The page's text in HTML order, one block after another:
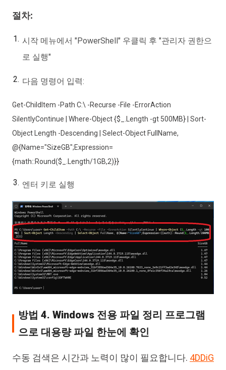
절차:
시작 메뉴에서 "PowerShell" 우클릭 후 "관리자 권한으
로 실행"
다음 명령어 입력:
Get-ChildItem -Path C:\ -Recurse -File -ErrorAction
SilentlyContinue | Where-Object {$_.Length -gt 500MB} | Sort-
Object Length -Descending | Select-Object FullName,
@{Name="SizeGB";Expression=
{math::Round($_.Length/1GB,2)}}
엔터 키로 실행
방법 4. Windows 전용 파일 정리 프로그램
으로 대용량 파일 한눈에 확인
수동 검색은 시간과 노력이 많이 필요합니다. 4DDiG